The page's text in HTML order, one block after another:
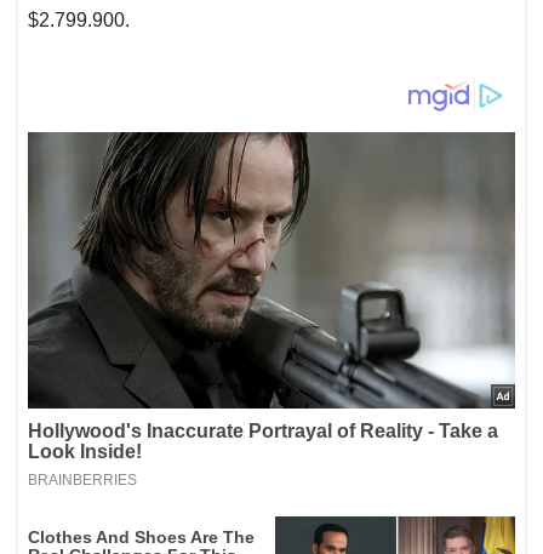
$2.799.900.